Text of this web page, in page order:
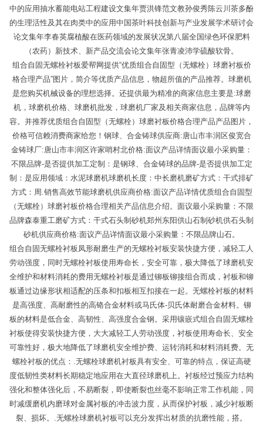
中的应用抽水蓄能电站工程建设文集年贾洪锋范文教孙俊秀陈云川茶多酚
的生理活性及其在肉类中的应用中国茶叶科技创新与产业发展学术研讨会
论文集年李春英腐植酸在医药领域的发展状况第八届全国绿色环保肥料
（农药）新技术、新产品交流会论文集年张青凌沛学硫酸软骨。
组合自固无螺栓衬板爱帮网提供“优质组合自固型（无螺栓）球磨衬板价
格合理产品”图片，简介等优质产品信息，物超所值的产品推荐。球磨机
是您购买机械设备的理想选择。还提供最为精准的商家信息主要是:球磨
机，球磨机价格、球磨机批发，球磨机厂家及相关商家信息，品牌等内
容。并推荐优质组合自固型（无螺栓）球磨衬板价格合理产品产品图片，
价格可信赖消费商家给您！钢球、合金铸球供应商:唐山市丰润区俊宽合
金铸球厂:唐山市丰润区许家哨村北价格:面议产品详情面议最小采购量：
不限品牌-是否提供加工定制：是钢球、合金铸球的品牌-是否提供加工定
制：是应用领域：水泥球磨机球磨机长度：中长磨机磨矿方式：干式排矿
方式：周.销售高效节能球磨机供应商价格:面议产品详情优质组合自固型
（无螺栓）球磨衬板价格合理相关产品信息介绍。面议最小采购量：不限
品牌森泰重工磨矿方式：干式石头制砂机郑州东阳供山石制砂机供石头制
砂机供应商价格:面议产品详情面议最小采购量：不限品牌山石。
组合自固无螺栓衬板凤形耐磨生产的无螺栓衬板安装快捷方便，减轻工人
劳动强度，同时无螺栓衬板使用寿命长，安全可靠，极大降低了球磨机安
全维护和材料消耗的费用无螺栓衬板是通过铆板铆接组合而成，衬板和铆
板通过边缘形状相适配的压条和扣板相互扣接在一起。无螺栓衬板的材料
是高强度、高耐磨性的高铬合金材料或马氏体-贝氏体耐磨合金材料。铆
板的材料是低合金、高韧性、高强度合金钢。采用镶嵌式组合自固无螺栓
衬板使得安装快捷方便，大大减轻工人劳动强度，衬板使用寿命长、安全
可靠性好，极大地降低了球磨机安全维护费、运转消耗和材料消耗费。无
螺栓衬板的优点：.无螺栓球磨机衬板具有安全、可靠的特点，保证高硬
度低韧性类材料长期稳定地应用在大直径球磨机上。衬板经过预应力结构
强化和整体强化后，不易断裂，即使断裂也丝毫不影响正常工作机能，同
时减缓磨机内磨球对金属衬板的冲击波力度，从而保护衬板，减少衬板断
裂、损坏。.无螺栓球磨机衬板可以充分发挥出材质的抗磨性能，搭。